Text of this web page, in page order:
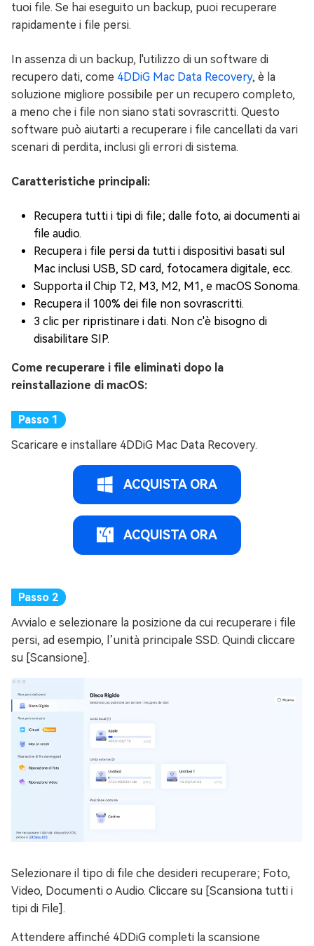
tuoi file. Se hai eseguito un backup, puoi recuperare
rapidamente i file persi.
In assenza di un backup, l'utilizzo di un software di
recupero dati, come 4DDiG Mac Data Recovery, è la
soluzione migliore possibile per un recupero completo,
a meno che i file non siano stati sovrascritti. Questo
software può aiutarti a recuperare i file cancellati da vari
scenari di perdita, inclusi gli errori di sistema.
Caratteristiche principali:
Recupera tutti i tipi di file; dalle foto, ai documenti ai
file audio.
Recupera i file persi da tutti i dispositivi basati sul
Mac inclusi USB, SD card, fotocamera digitale, ecc.
Supporta il Chip T2, M3, M2, M1, e macOS Sonoma.
Recupera il 100% dei file non sovrascritti.
3 clic per ripristinare i dati. Non c'è bisogno di
disabilitare SIP.
Come recuperare i file eliminati dopo la
reinstallazione di macOS:
Scaricare e installare 4DDiG Mac Data Recovery.
ACQUISTA ORA
ACQUISTA ORA
Avvialo e selezionare la posizione da cui recuperare i file
persi, ad esempio, l’unità principale SSD. Quindi cliccare
su [Scansione].
Selezionare il tipo di file che desideri recuperare; Foto,
Video, Documenti o Audio. Cliccare su [Scansiona tutti i
tipi di File].
Attendere affinché 4DDiG completi la scansione